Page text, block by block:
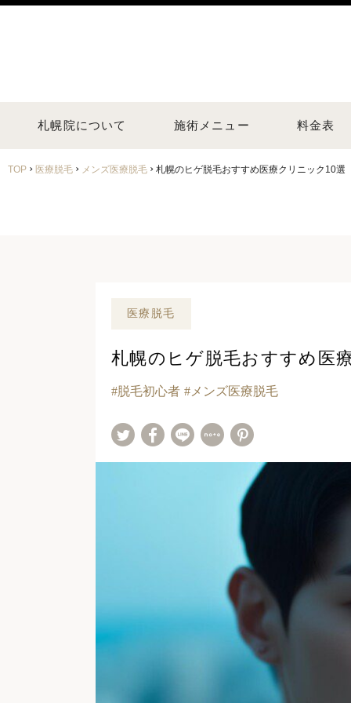
札幌院について 施術メニュー 料金表
TOP › 医療脱毛 › メンズ医療脱毛 › 札幌のヒゲ脱毛おすすめ医療クリニック10選
医療脱毛
札幌のヒゲ脱毛おすすめ医
脱毛初心者 メンズ医療脱毛